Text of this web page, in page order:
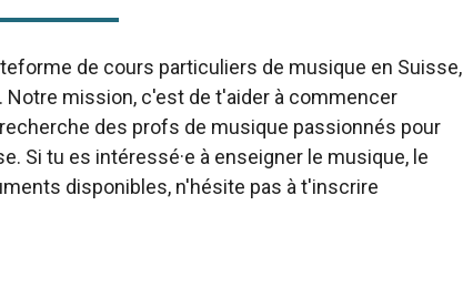
de cours particuliers de musique en Suisse,
mission, c'est de t'aider à commencer
des profs de musique passionnés pour
Si tu es intéressé·e à enseigner le musique, le
disponibles, n'hésite pas à t'inscrire